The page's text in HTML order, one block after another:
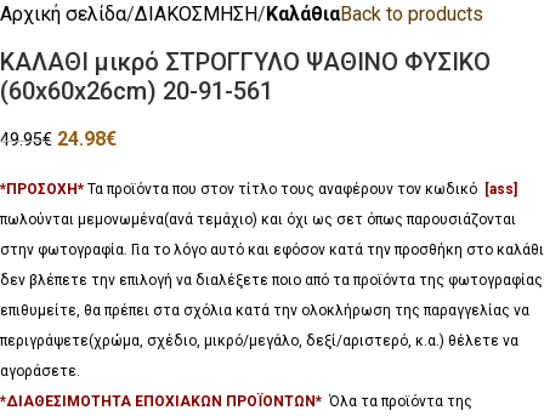
Αρχική σελίδα ΔΙΑΚΟΣΜΗΣΗ ΚαλάθιαBack to products
ΚΑΛΑΘΙ μικρό ΣΤΡΟΓΓΥΛΟ ΨΑΘΙΝΟ ΦΥΣΙΚΟ
(60x60x26cm) 20-91-561
49.95€ 24.98€
*ΠΡΟΣΟΧΗ* Τα προϊόντα που στον τίτλο τους αναφέρουν τον κωδικό [ass]
πωλούνται μεμονωμένα(ανά τεμάχιο) και όχι ως σετ όπως παρουσιάζονται
στην φωτογραφία. Για το λόγο αυτό και εφόσον κατά την προσθήκη στο καλάθι
δεν βλέπετε την επιλογή να διαλέξετε ποιο από τα προϊόντα της φωτογραφίας
επιθυμείτε, θα πρέπει στα σχόλια κατά την ολοκλήρωση της παραγγελίας να
περιγράψετε(χρώμα, σχέδιο, μικρό/μεγάλο, δεξί/αριστερό, κ.α.) θέλετε να
αγοράσετε.
*ΔΙΑΘΕΣΙΜΟΤΗΤΑ ΕΠΟΧΙΑΚΩΝ ΠΡΟΪΟΝΤΩΝ* Όλα τα προϊόντα της